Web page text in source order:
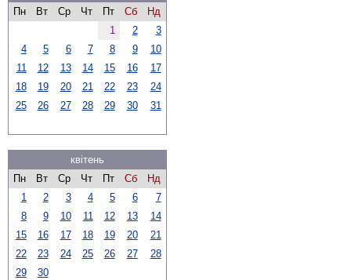
Пн
Вт Ср Чт Пт Сб
Нд
1
2
3
4
5 6 7 8 9
10
11
12 13 14 15 16
17
18
19 20 21 22 23
24
25
26 27 28 29 30 31
квітень
Пн
Вт Ср Чт Пт Сб
Нд
1
2 3 4 5 6
7
8
9 10 11 12 13
14
15
16 17 18 19 20
21
22
23 24 25 26 27
28
29
30